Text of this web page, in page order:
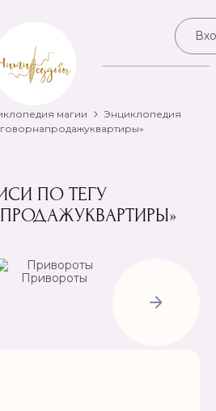
магии
Энциклопедия
ПО ТЕГУ
Привороты
Рассорки